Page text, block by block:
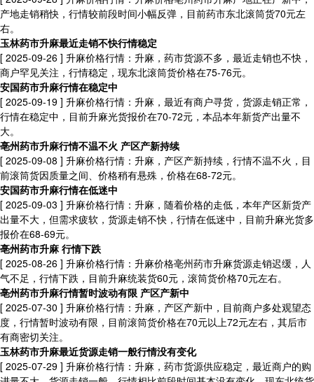
产地走销稍快，行情较前段时间小幅反弹，目前药市东北滚筒货70元左
右。
玉林药市升麻最近走销不快行情稳定
[ 2025-09-26 ] 升麻价格行情：升麻，药市货源不多，最近走销也不快，
商户罕见关注，行情稳定，现东北滚筒货价格在75-76元。
安国药市升麻行情在稳定中
[ 2025-09-19 ] 升麻价格行情：升麻，最近有商户寻货，货源走销正常，
行情在稳定中，目前升麻光货报价在70-72元，本品本年新货产出量不
大。
亳州药市升麻行情不温不火 产区产新持续
[ 2025-09-08 ] 升麻价格行情：升麻，产区产新持续，行情不温不火，目
前滚筒货因质量之间、价格稍有悬殊，价格在68-72元。
安国药市升麻行情在低迷中
[ 2025-09-03 ] 升麻价格行情：升麻，随着价格的走低，本年产区新货产
出量不大，但需求疲软，货源走销不快，行情在低迷中，目前升麻光货多
报价在68-69元。
亳州药市升麻 行情下跌
[ 2025-08-26 ] 升麻价格行情：升麻价格亳州药市升麻货源走销迟缓，人
气不足，行情下跌，目前升麻统装货60元，滚筒货价格70元左右。
亳州药市升麻行情暂时波动有限 产区产新中
[ 2025-07-30 ] 升麻价格行情：升麻，产区产新中，目前商户多处观望态
度，行情暂时波动有限，目前滚筒货价格在70元以上72元左右，其后市
有商密切关注。
玉林药市升麻最近货源走销一般行情没有变化
[ 2025-07-29 ] 升麻价格行情：升麻，药市货源供应稳定，最近商户的购